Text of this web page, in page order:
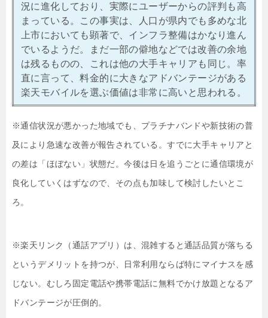
況に進化しており、実際にユーザーからの評判も高
まっている。この事実は、人口が県内でも多めな北
上市においても顕著で、インフラ整備はかなり進ん
でいるようだ。まだ一部の僻地などでは改善の余地
は残るものの、これは他の大手キャリアも同じ。率
直に言って、料金的に大きなアドバンテージがある
楽天モバイルを選ぶ価値は非常に高いと思われる。
※通信状況が悪かった地域でも、プラチナバンドや新技術の普
及により急速な改善が報告されている。すでに大手キャリアと
の差は「ほぼない」状態だ。今後は日を追うごとに通信環境が
良化していくはずなので、その点も加味して検討したいとこ
ろ。
※楽天リンク（通話アプリ）は、混雑すると通話品質が落ちる
というデメリットを持つが、日常利用ならば特にマイナスを感
じない。むしろ固定電話や携帯電話に無料でかけ放題となるア
ドバンテージが圧倒的。